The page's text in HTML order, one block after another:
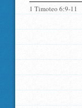
1 Timoteo 6:9-11